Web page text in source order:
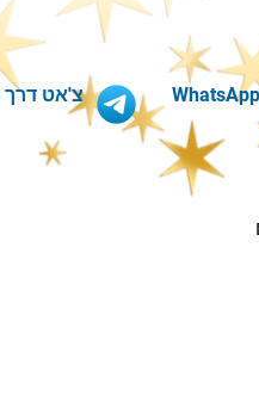
צ'אט דרך Telegram